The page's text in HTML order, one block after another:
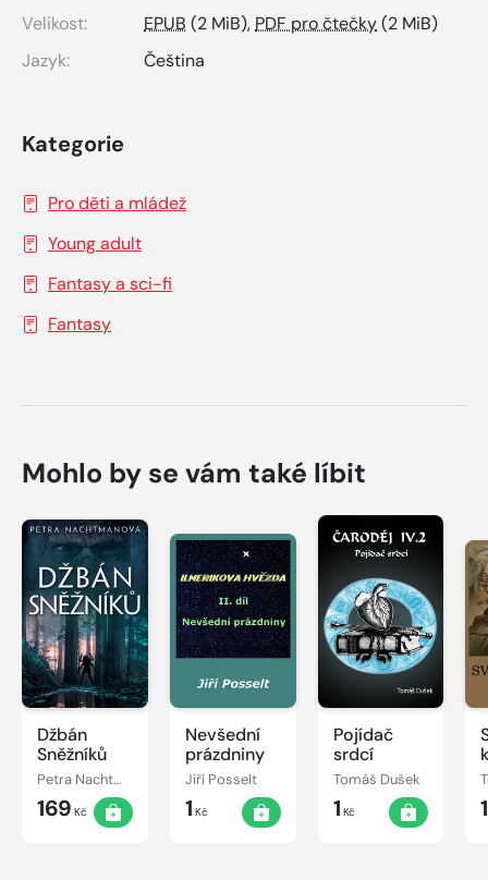
Velikost:
EPUB (2 MiB), PDF pro čtečky(2 MiB)
Jazyk:
Čeština
Kategorie
Pro děti a mládež
Young adult
Fantasy a sci-fi
Fantasy
Mohlo by se vám také líbit
Džbán
Sněžníků
Petra Nachtmanová
169 Kč
Nevšední
prázdniny
Jiří Posselt
1 Kč
Pojídač
srdcí
Tomáš Dušek
1 Kč